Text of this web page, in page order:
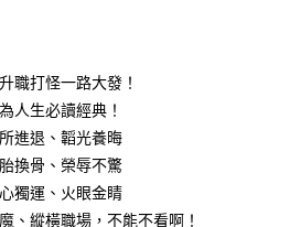
職打怪一路大發！
生必讀經典！
退、韜光養晦
骨、榮辱不驚
運、火眼金睛
縱橫職場，不能不看啊！